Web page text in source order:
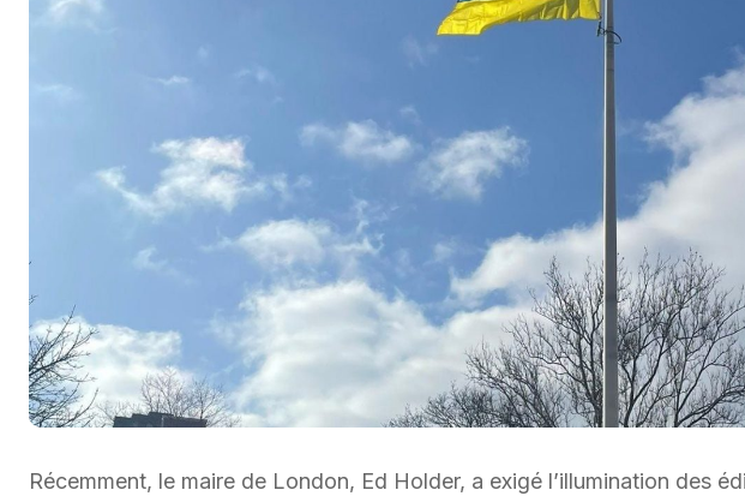
Récemment, le maire de London, Ed Holder, a exigé l’illumination des